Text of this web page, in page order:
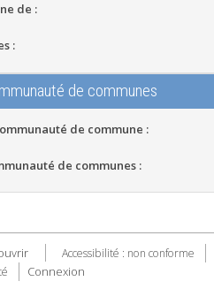
de :
:
de communes
de commune :
de communes :
Accessibilité : non conforme
Connexion